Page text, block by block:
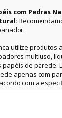
com Pedras
utilize produtos
multiuso,
papéis de parede.
apenas com
com a